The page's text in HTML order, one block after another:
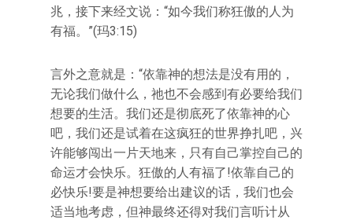
兆，接下来经文说：“如今我们称狂傲的人为
有福。”(玛3:15)
言外之意就是：“依靠神的想法是没有用的，
无论我们做什么，祂也不会感到有必要给我们
想要的生活。我们还是彻底死了依靠神的心
吧，我们还是试着在这疯狂的世界挣扎吧，兴
许能够闯出一片天地来，只有自己掌控自己的
命运才会快乐。狂傲的人有福了!依靠自己的
必快乐!要是神想要给出建议的话，我们也会
适当地考虑，但神最终还得对我们言听计从